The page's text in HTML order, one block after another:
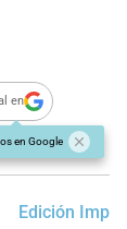
en
en Google
Edición